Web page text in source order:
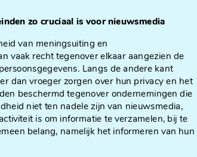
zo cruciaal is voor nieuwsmedia
van meningsuiting en
vaak recht tegenover elkaar aangezien de
Langs de andere kant
dan vroeger zorgen over hun privacy en het
beschermd tegenover ondernemingen die
niet ten nadele zijn van nieuwsmedia,
is om informatie te verzamelen, bij te
belang, namelijk het informeren van hun